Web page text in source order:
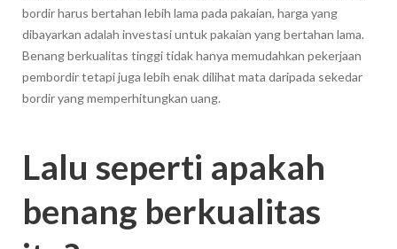
bordir harus bertahan lebih lama pada pakaian, harga yang
dibayarkan adalah investasi untuk pakaian yang bertahan lama.
Benang berkualitas tinggi tidak hanya memudahkan pekerjaan
pembordir tetapi juga lebih enak dilihat mata daripada sekedar
bordir yang memperhitungkan uang.
Lalu seperti apakah
benang berkualitas